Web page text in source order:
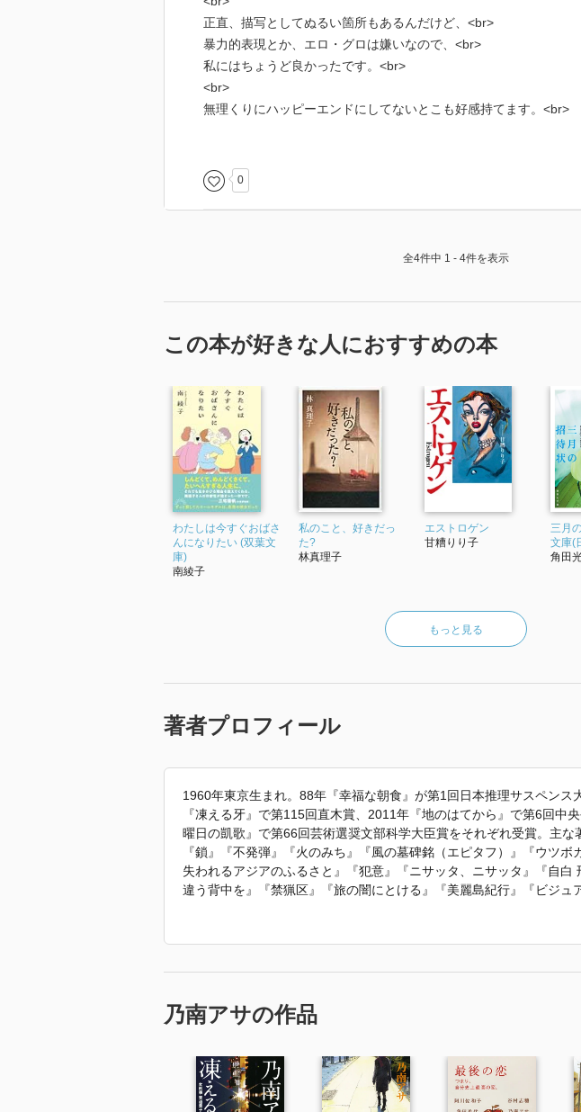
正直、描写としてぬるい箇所もあるんだけど、<br>
暴力的表現とか、エロ・グロは嫌いなので、<br>
私にはちょうど良かったです。<br>
<br>
無理くりにハッピーエンドにしてないとこも好感持てます。<br>
0
全4件中 1 - 4件を表示
この本が好きな人におすすめの本
わたしは今すぐおばさ
んになりたい (双葉文
庫)
南綾子
私のこと、好きだっ
た?
林真理子
エストロゲン
甘糟りり子
三月
文庫(
角田
もっと見る
著者プロフィール
1960年東京生まれ。88年『幸福な朝食』が第1回日本推理サスペンス
『凍える牙』で第115回直木賞、2011年『地のはてから』で第6回中
曜日の凱歌』で第66回芸術選奨文部科学大臣賞をそれぞれ受賞。主な
『鎖』『不発弾』『火のみち』『風の墓碑銘（エピタフ）』『ウツボ
失われるアジアのふるさと』『犯意』『ニサッタ、ニサッタ』『自白
違う背中を』『禁猟区』『旅の闇にとける』『美麗島紀行』『ビジ
「2022年 『チーム・オベリベリ （下）』 で使われていた紹介文か
乃南アサの作品